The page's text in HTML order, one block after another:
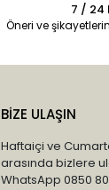
7 / 24
Öneri ve
BİZE ULAŞIN
Haftaiçi ve
arasında bizlere
WhatsApp 0850